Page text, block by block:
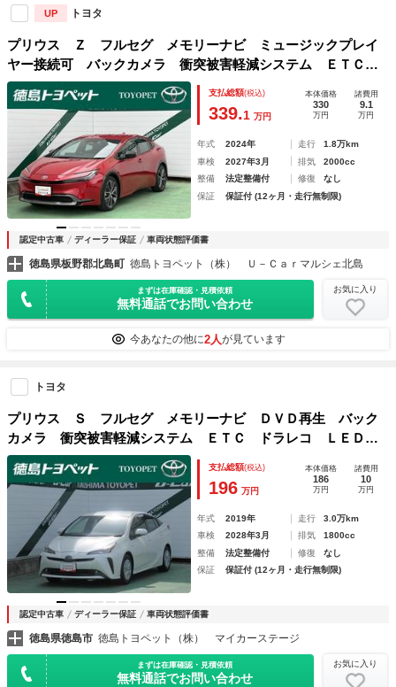
UP トヨタ
プリウス Ｚ フルセグ メモリーナビ ミュージックプレイ
ヤー接続可 バックカメラ 衝突被害軽減システム ＥＴＣ
ドラレコ ＬＥＤヘッドランプ ワンオーナー
支払総額(税込)
339.1 万円
本体価格
330
万円
諸費用
9.1
万円
年式 2024年 走行
1.8万km
車検
2027年3月 排気
2000cc
整備
法定整備付 修復
なし
保証
保証付 (12ヶ月・走行無制限)
認定中古車 ディーラー保証 車両状態評価書
徳島県板野郡北島町 徳島トヨペット（株） Ｕ－Ｃａｒマルシェ北島
まずは在庫確認・見積依頼
無料通話でお問い合わせ
お気に入り
今あなたの他に2人が見ています
トヨタ
プリウス Ｓ フルセグ メモリーナビ ＤＶＤ再生 バック
カメラ 衝突被害軽減システム ＥＴＣ ドラレコ ＬＥＤヘ
ッドランプ ワンオーナー
支払総額(税込)
196 万円
本体価格
186
万円
諸費用
10
万円
年式 2019年 走行
3.0万km
車検
2028年3月 排気
1800cc
整備
法定整備付 修復
なし
保証
保証付 (12ヶ月・走行無制限)
認定中古車 ディーラー保証 車両状態評価書
徳島県徳島市 徳島トヨペット（株） マイカーステージ
まずは在庫確認・見積依頼
無料通話でお問い合わせ
お気に入り